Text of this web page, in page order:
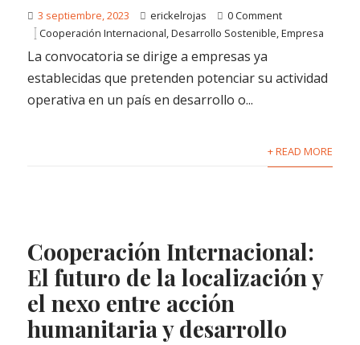
3 septiembre, 2023 erickelrojas
0 Comment
Cooperación Internacional,Desarrollo Sostenible,Empresa
La convocatoria se dirige a empresas ya
establecidas que pretenden potenciar su actividad
operativa en un país en desarrollo o...
+ READ MORE
Cooperación Internacional:
El futuro de la localización y
el nexo entre acción
humanitaria y desarrollo